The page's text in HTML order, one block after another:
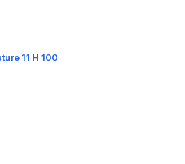
11 H 100